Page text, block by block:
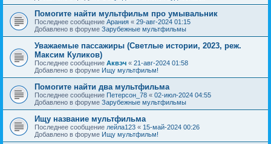
Помогите найти мультфильм про умывальник
Последнее сообщение Арания « 29-авг-2024 01:15
Добавлено в форуме Зарубежные мультфильмы
Уважаемые пассажиры (Светлые истории, 2023, реж.
Максим Куликов)
Последнее сообщение Аквэч « 21-авг-2024 01:58
Добавлено в форуме Ищу мультфильм!
Помогите найти два мультфильма
Последнее сообщение Петерсон_78 « 02-июл-2024 04:55
Добавлено в форуме Зарубежные мультфильмы
Ищу название мультфильма
Последнее сообщение лейла123 « 15-май-2024 00:26
Добавлено в форуме Ищу мультфильм!